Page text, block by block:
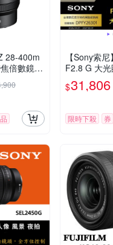
28-400m
倍數鏡頭
【Sony索
F2.8 G 大
EL2450G (
月)
$31,806
限時下殺 券